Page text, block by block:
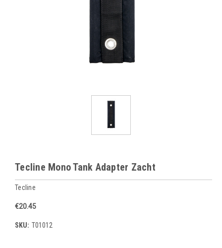
Tecline Mono Tank Adapter Zacht
Tecline
€20.45
SKU: T01012